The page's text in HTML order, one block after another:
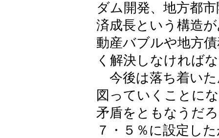
ダム開発、地方都
済成長という構造
動産バブルや地方
く解決しなければ
今後は落ち着いた
図っていくことに
矛盾をともなうだ
７・５％に設定し